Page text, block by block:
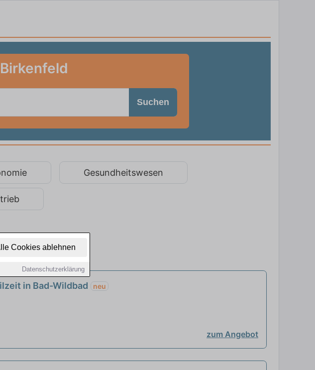
Cookies ablehnen
Datenschutzerklärung
Suchen
Gesundheitswesen
in Bad-Wildbad neu
zum Angebot